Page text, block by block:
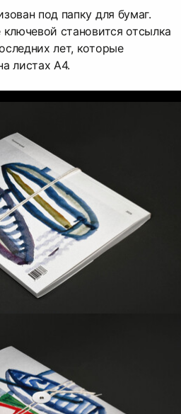
под папку для бумаг.
становится отсылка
лет, которые
листах А4.